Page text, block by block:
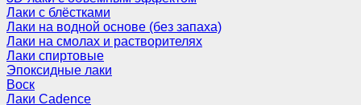
Лаки с блёстками
Лаки на водной основе (без запаха)
Лаки на смолах и растворителях
Лаки спиртовые
Эпоксидные лаки
Воск
Лаки Cadence